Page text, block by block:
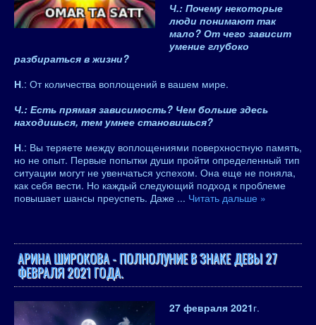
Ч.: Почему некоторые
люди понимают так
мало? От чего зависит
умение глубоко
разбираться в жизни?
Н.: От количества воплощений в вашем мире.
Ч.: Есть прямая зависимость? Чем больше здесь
находишься, тем умнее становишься?
Н.: Вы теряете между воплощениями поверхностную память,
но не опыт. Первые попытки души пройти определенный тип
ситуации могут не увенчаться успехом. Она еще не поняла,
как себя вести. Но каждый следующий подход к проблеме
повышает шансы преуспеть. Даже ... Читать дальше »
АРИНА ШИРОКОВА - ПОЛНОЛУНИЕ В ЗНАКЕ ДЕВЫ 27
ФЕВРАЛЯ 2021 ГОДА.
27 февраля 2021г.